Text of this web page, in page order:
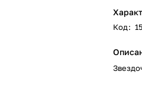
Код: